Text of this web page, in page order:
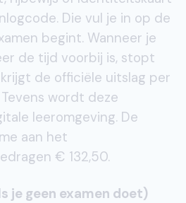
Die vul je in op de
begint. Wanneer je
de tijd voorbij is, stopt
de officiële uitslag per
wordt deze
leeromgeving. De
aan het
€ 132,50.
je geen examen doet)